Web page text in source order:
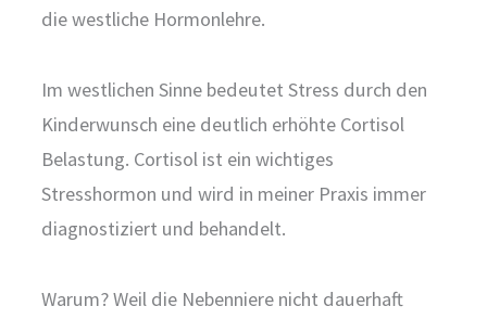
die westliche Hormonlehre.
Im westlichen Sinne bedeutet Stress durch den
Kinderwunsch eine deutlich erhöhte Cortisol
Belastung. Cortisol ist ein wichtiges
Stresshormon und wird in meiner Praxis immer
diagnostiziert und behandelt.
Warum? Weil die Nebenniere nicht dauerhaft